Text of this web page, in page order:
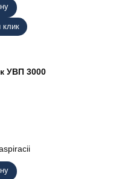
клик
УВП 3000